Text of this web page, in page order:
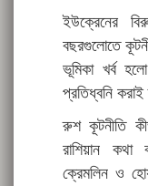
ইউক্রেনের
বছরগুলোতে
ভূমিকা খর্ব
প্রতিধ্বনি
রুশ কূটনীতি
রাশিয়ান কথা
ক্রেমলিন ও